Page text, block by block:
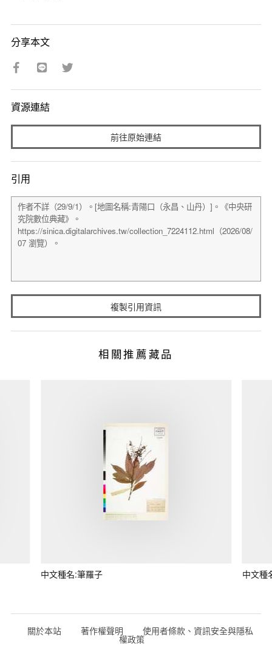
分享本文
資源連結
前往原始連結
引用
複製引用資訊
相關推薦藏品
中文種名:筆羅子 中文種
關於本站 著作權聲明 使用者條款、資訊安全與隱私
權政策